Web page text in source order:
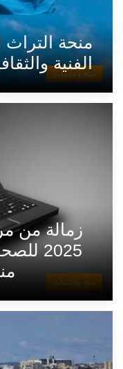
منح وخدمات
منحة التراث
الفنية
منح وخدمات
زمالة من
2025